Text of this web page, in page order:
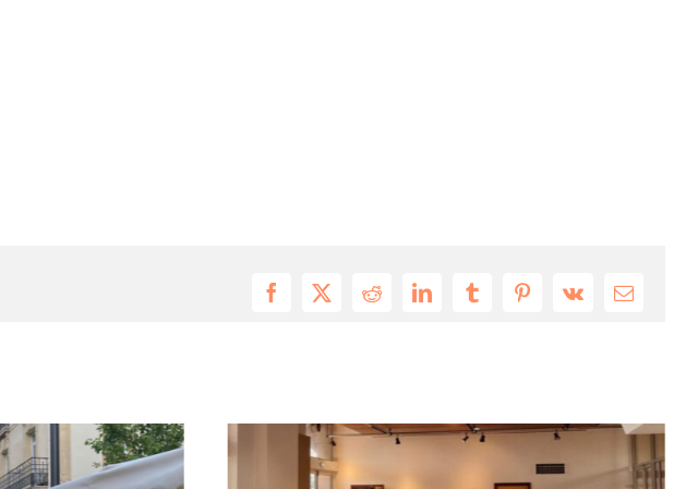
Facebook
X RedditLinkedInTumblrPinterest
Vk Email